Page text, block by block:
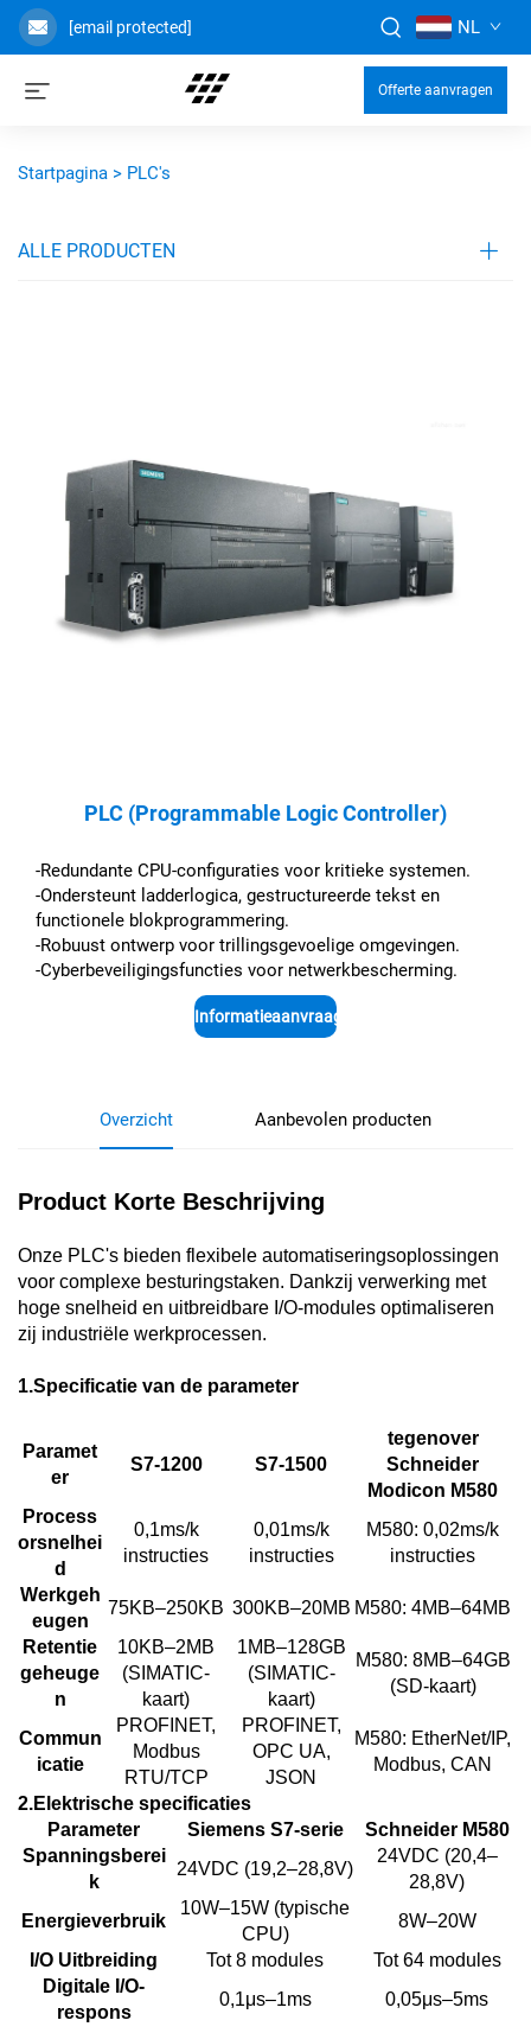
[email protected] NL
Offerte aanvragen
Startpagina > PLC's
ALLE PRODUCTEN
PLC (Programmable Logic Controller)
-Redundante CPU-configuraties voor kritieke systemen.
-Ondersteunt ladderlogica, gestructureerde tekst en
functionele blokprogrammering.
-Robuust ontwerp voor trillingsgevoelige omgevingen.
-Cyberbeveiligingsfuncties voor netwerkbescherming.
Informatieaanvraag
Overzicht Aanbevolen producten
Product Korte Beschrijving
Onze PLC's bieden flexibele automatiseringsoplossingen
voor complexe besturingstaken. Dankzij verwerking met
hoge snelheid en uitbreidbare I/O-modules optimaliseren
zij industriële werkprocessen.
1.Specificatie van de parameter
Paramet
er
S7-1200 S7-1500
tegenover
Schneider
Modicon M580
Process
orsnelhei
d
0,1ms/k
instructies
0,01ms/k
instructies
M580: 0,02ms/k
instructies
Werkgeh
eugen
75KB–250KB 300KB–20MB M580: 4MB–64MB
Retentie
geheuge
n
10KB–2MB
(SIMATIC-
kaart)
1MB–128GB
(SIMATIC-
kaart)
M580: 8MB–64GB
(SD-kaart)
Commun
icatie
PROFINET,
Modbus
RTU/TCP
PROFINET,
OPC UA,
JSON
M580: EtherNet/IP,
Modbus, CAN
2.Elektrische specificaties
Parameter
Siemens S7-serie
Schneider M580
Spanningsberei
k
24VDC (19,2–28,8V)
24VDC (20,4–
28,8V)
Energieverbruik
10W–15W (typische
CPU)
8W–20W
I/O Uitbreiding
Tot 8 modules
Tot 64 modules
Digitale I/O-
respons
0,1μs–1ms 0,05μs–5ms